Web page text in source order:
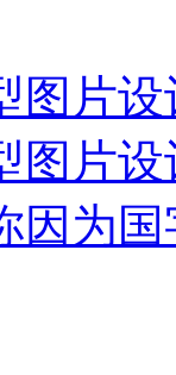
图片
图片
因为